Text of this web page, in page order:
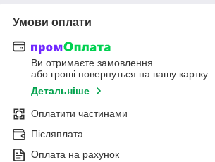
Умови оплати
Ви отримаєте замовлення
або гроші повернуться на вашу картку
Детальніше
Оплатити частинами
Післяплата
Оплата на рахунок